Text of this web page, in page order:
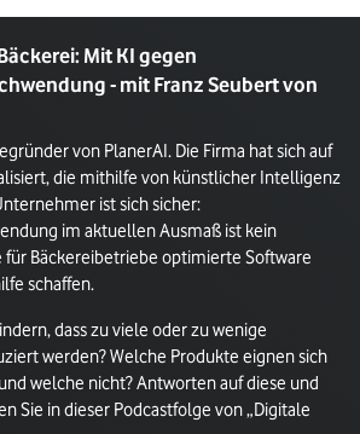
Mit KI gegen
- mit Franz Seubert von
von PlanerAI. Die Firma hat sich auf
die mithilfe von künstlicher Intelligenz
ist sich sicher:
im aktuellen Ausmaß ist kein
für Bäckereibetriebe optimierte Software
schaffen.
dass zu viele oder zu wenige
werden? Welche Produkte eignen sich
welche nicht? Antworten auf diese und
Sie in dieser Podcastfolge von „Digitale